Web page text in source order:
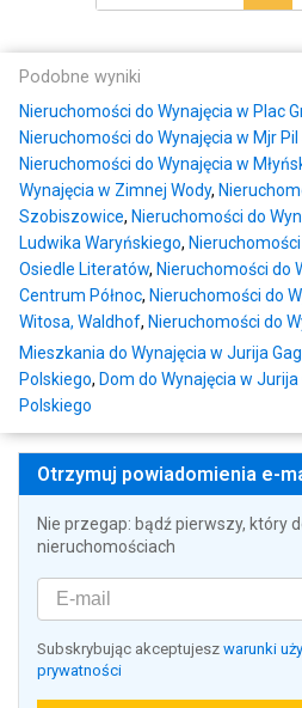
Podobne wyniki
Nieruchomości do Wynajęcia w Plac
Nieruchomości do Wynajęcia w Mjr
Nieruchomości do Wynajęcia w
Wynajęcia w Zimnej Wody,
Szobiszowice, Nieruchomości do
Ludwika Waryńskiego,
Osiedle Literatów, Nieruchomości do
Centrum Północ, Nieruchomości do
Witosa, Waldhof, Nieruchomości do
Mieszkania do Wynajęcia w Jurija
Polskiego, Dom do Wynajęcia w
Polskiego
Otrzymuj powiadomienia e-
Nie przegap: bądź pierwszy, który
nieruchomościach
Subskrybując akceptujesz warunki
prywatności